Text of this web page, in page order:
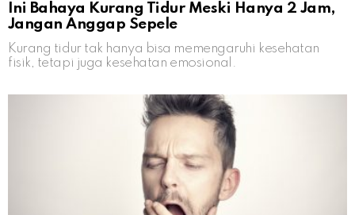
Ini Bahaya Kurang Tidur Meski Hanya 2 Jam,
Jangan Anggap Sepele
Kurang tidur tak hanya bisa memengaruhi kesehatan
fisik, tetapi juga kesehatan emosional.